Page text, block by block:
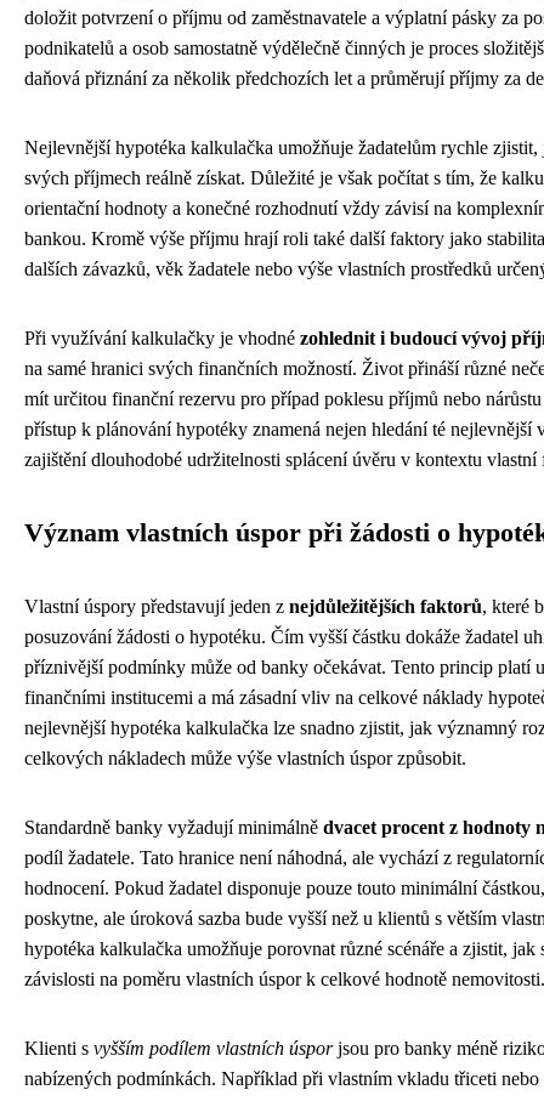
doložit potvrzení o příjmu od zaměstnavatele a výplatní pásky za
podnikatelů a osob samostatně výdělečně činných je proces
daňová přiznání za několik předchozích let a průměrují příjmy za
Nejlevnější hypotéka kalkulačka umožňuje žadatelům rychle
svých příjmech reálně získat. Důležité je však počítat s tím, že
orientační hodnoty a konečné rozhodnutí vždy závisí na
bankou. Kromě výše příjmu hrají roli také další faktory jako
dalších závazků, věk žadatele nebo výše vlastních prostředků
Při využívání kalkulačky je vhodné zohlednit i budoucí vývoj
na samé hranici svých finančních možností. Život přináší různé
mít určitou finanční rezervu pro případ poklesu příjmů nebo
přístup k plánování hypotéky znamená nejen hledání té nejlevnější
zajištění dlouhodobé udržitelnosti splácení úvěru v kontextu vlastní
Význam vlastních úspor při žádosti o
Vlastní úspory představují jeden z nejdůležitějších faktorů, které
posuzování žádosti o hypotéku. Čím vyšší částku dokáže žadatel
příznivější podmínky může od banky očekávat. Tento princip platí
finančními institucemi a má zásadní vliv na celkové náklady
nejlevnější hypotéka kalkulačka lze snadno zjistit, jak významný
celkových nákladech může výše vlastních úspor způsobit.
Standardně banky vyžadují minimálně dvacet procent z hodnoty
podíl žadatele. Tato hranice není náhodná, ale vychází z
hodnocení. Pokud žadatel disponuje pouze touto minimální
poskytne, ale úroková sazba bude vyšší než u klientů s větším
hypotéka kalkulačka umožňuje porovnat různé scénáře a zjistit, jak
závislosti na poměru vlastních úspor k celkové hodnotě nemovitosti.
Klienti s vyšším podílem vlastních úsporjsou pro banky méně
nabízených podmínkách. Například při vlastním vkladu třiceti